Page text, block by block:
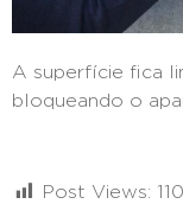
A superfície fica
bloqueando o
Post Views: 110